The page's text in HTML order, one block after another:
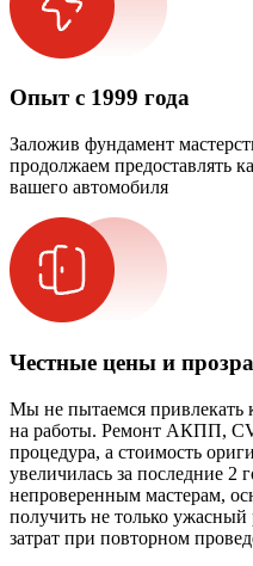
Опыт с 1999 года
Заложив фундамент
продолжаем предоставлять
вашего автомобиля
Честные цены и
Мы не пытаемся привлекать
на работы. Ремонт АКПП,
процедура, а стоимость
увеличилась за последние 2
непроверенным мастерам,
получить не только
затрат при повторном